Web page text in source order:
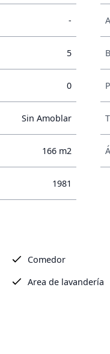
-
5
0
Sin Amoblar
166 m2
1981
Comedor
Area de lavandería